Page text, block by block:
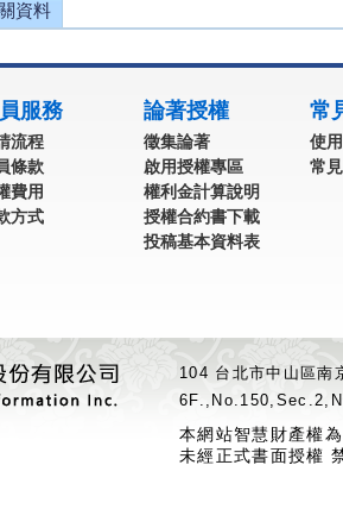
資料
服務
流程
條款
費用
方式
論著授權
徵集論著
啟用授權專區
權利金計算說明
授權合約書下載
投稿基本資料表
常
使
常
104 台北市中山區
本網站智慧財產權
未經正式書面授權